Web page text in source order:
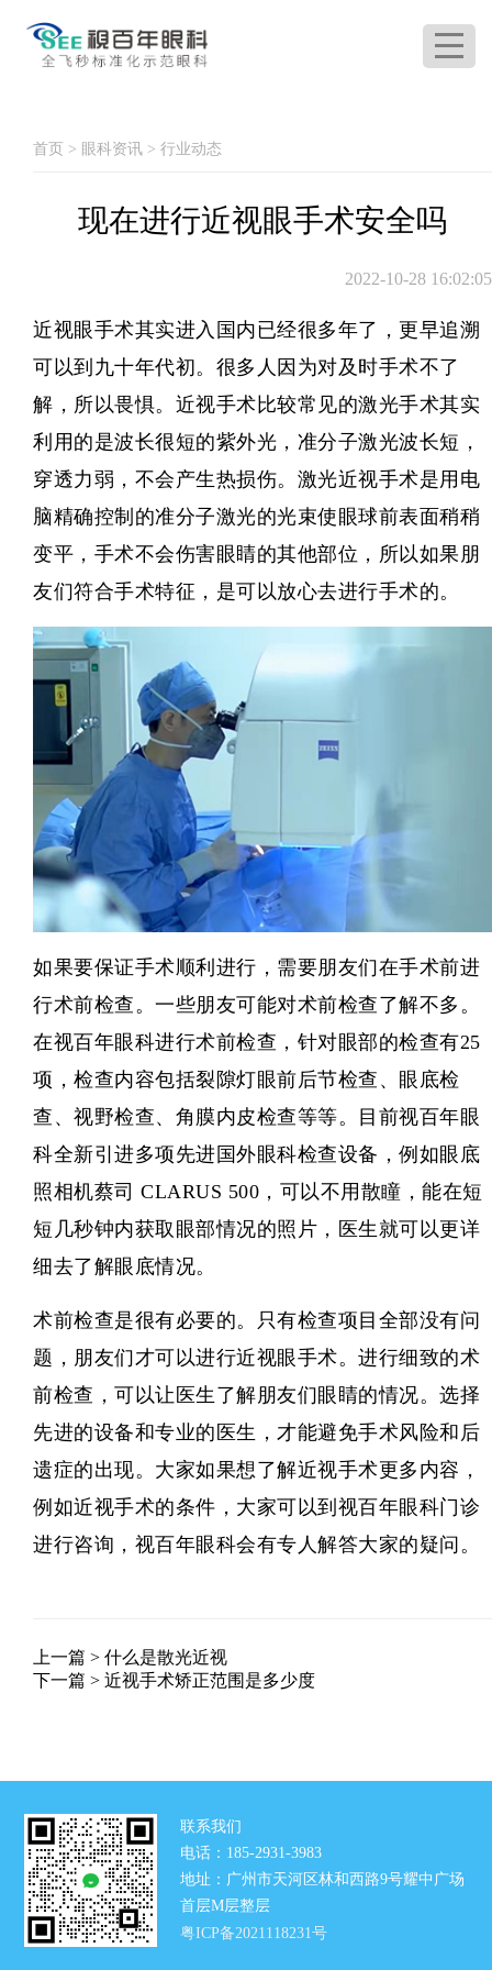
首页 > 眼科资讯 > 行业动态
现在进行近视眼手术安全吗
2022-10-28 16:02:05
近视眼手术其实进入国内已经很多年了，更早追溯
可以到九十年代初。很多人因为对及时手术不了
解，所以畏惧。 近视手术 比较常见的激光手术其实
利用的是波长很短的紫外光，准分子激光波长短，
穿透力弱，不会产生热损伤。激光近视手术是用电
脑精确控制的准分子激光的光束使眼球前表面稍稍
变平，手术不会伤害眼睛的其他部位，所以如果朋
友们符合手术特征，是可以放心去进行手术的。
如果要保证手术顺利进行，需要朋友们在手术前进
行术前检查。一些朋友可能对术前检查了解不多。
在视百年眼科进行术前检查，针对眼部的检查有25
项，检查内容包括裂隙灯眼前后节检查、眼底检
查、视野检查、角膜内皮检查等等。目前视百年眼
科全新引进多项先进国外眼科检查设备，例如眼底
照相机蔡司 CLARUS 500，可以不用散瞳，能在短
短几秒钟内获取眼部情况的照片，医生就可以更详
细去了解眼底情况。
术前检查是很有必要的。只有检查项目全部没有问
题，朋友们才可以进行近视眼手术。进行细致的术
前检查，可以让医生了解朋友们眼睛的情况。选择
先进的设备和专业的医生，才能避免手术风险和后
遗症的出现。大家如果想了解近视手术更多内容，
例如近视手术的条件，大家可以到 视百年眼科门诊
进行咨询，视百年眼科会有专人解答大家的疑问。
上一篇 > 什么是散光近视
下一篇 > 近视手术矫正范围是多少度
联系我们
电话：185-2931-3983
地址：广州市天河区林和西路9号耀中广场
首层M层整层
粤ICP备2021118231号